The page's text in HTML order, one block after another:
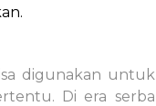
digunakan untuk
Di era serba